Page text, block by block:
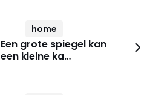
home
Een grote spiegel kan
een kleine ka…